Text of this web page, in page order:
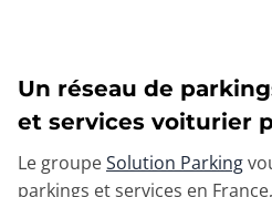
Un réseau de
et services voiturier
Le groupeSolution Parking
parkings et services en